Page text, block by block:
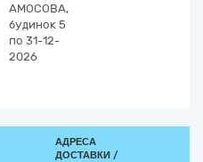
АМОСОВА,
будинок 5
по 31-12-
2026
АДРЕСА
ДОСТАВКИ /